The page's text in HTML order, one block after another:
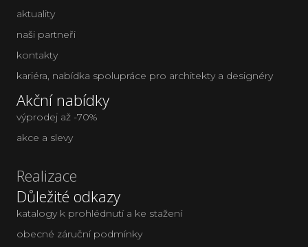
aktuality
naši partneři
kontakty
kariéra, nabídka spolupráce pro architekty a designéry
Akční nabídky
výprodej až -70%
akce a slevy
Realizace
Důležité odkazy
katalogy k prohlédnutí a ke stažení
obecné záruční podmínky